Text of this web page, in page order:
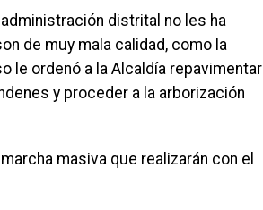
distrital no les ha
de muy mala calidad, como la
le ordenó a la Alcaldía repavimentar
y proceder a la arborización
masiva que realizarán con el